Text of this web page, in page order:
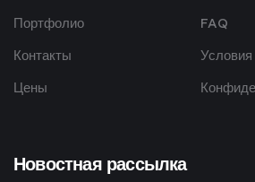
Портфолио
FAQ
Контакты
Условия
Цены
Новостная рассылка